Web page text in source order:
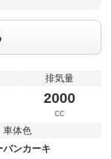
排気量
2000
cc
車体色
バンカーキ